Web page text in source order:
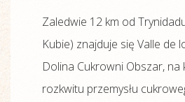
Zaledwie 12 km od
Kubie) znajduje się Valle de
Dolina Cukrowni Obszar,
rozkwitu przemysłu